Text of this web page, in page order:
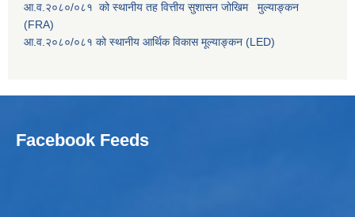
आ.व.२०८०/०८१ को स्थानीय तह वित्तीय सुशासन जोखिम मुल्याङ्कन
(FRA)
आ.व.२०८०/०८१ को स्थानीय आर्थिक विकास मूल्याङ्कन (LED)
Facebook Feeds